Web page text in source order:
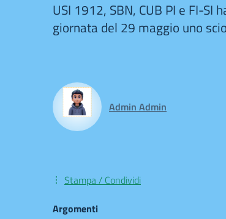
USI 1912, SBN, CUB PI e FI-SI
giornata del 29 maggio uno
Admin Admin
Stampa / Condividi
Argomenti